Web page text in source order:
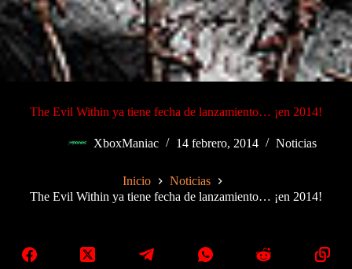
The Evil Within ya tiene fecha de lanzamiento… ¡en 2014!
XboxManiac 14 febrero, 2014 Noticias
Inicio
Noticias
The Evil Within ya tiene fecha de lanzamiento… ¡en 2014!